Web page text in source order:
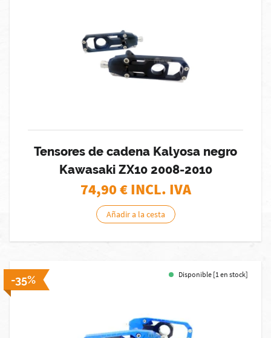
Tensores de cadena Kalyosa negro
Kawasaki ZX10 2008-2010
74,90€ INCL. IVA
Añadir a la cesta
-35% Disponible [1 en stock]